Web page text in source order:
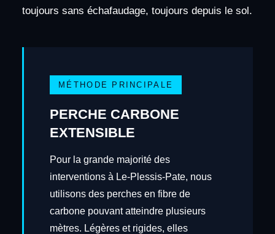
toujours sans échafaudage, toujours depuis le sol.
MÉTHODE PRINCIPALE
PERCHE CARBONE
EXTENSIBLE
Pour la grande majorité des
interventions à Le-Plessis-Pate, nous
utilisons des perches en fibre de
carbone pouvant atteindre plusieurs
mètres. Légères et rigides, elles